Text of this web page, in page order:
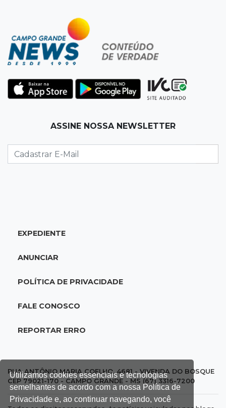
Utilizamos cookies essenciais e tecnologias
semelhantes de acordo com a nossa Política de
Privacidade e, ao continuar navegando, você
Bragança Paulista
Corinthians vence Bragantino por 2 a 0 e sobe
para 7º no Brasileirão
Athletico vence Santos por 2 a 0 e mantém 3º
lugar no Brasileirão
Oportunidades
com salários de até R$ 10,2 mil
18:15Nubank Parque
rodada do Brasileirão
Justiça homologa acordo para castração de
empatam pelo Brasileirão
17:11
Caso Ayla
ASSINE NOSSA NEWSLETTER
EXPEDIENTE
ANUNCIAR
POLÍTICA DE PRIVACIDADE
FALE CONOSCO
REPORTAR ERRO
RUA ANTÔNIO MARIA COELHO, 4681 - VIVENDA DO BOSQUE
CEP 79021-170 - CAMPO GRANDE - MS (67) 3316-7200